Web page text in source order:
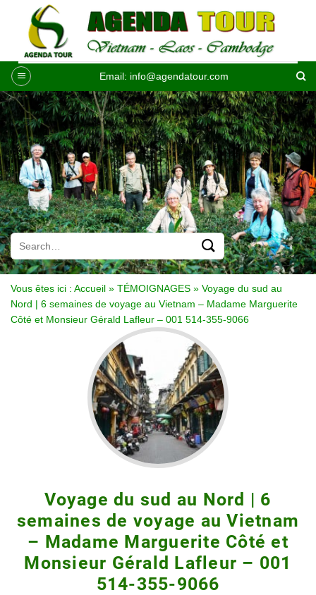
contenu
Email: info@agendatour.com
Vous êtes ici : Accueil » TÉMOIGNAGES » Voyage du sud au
Nord | 6 semaines de voyage au Vietnam – Madame Marguerite
Côté et Monsieur Gérald Lafleur – 001 514-355-9066
Voyage du sud au Nord | 6
semaines de voyage au Vietnam
– Madame Marguerite Côté et
Monsieur Gérald Lafleur – 001
514-355-9066